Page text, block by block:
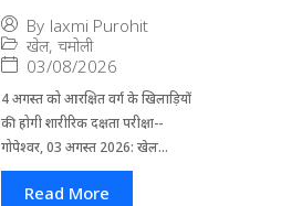
By laxmi Purohit
खेल, चमोली
03/08/2026
4 अगस्त को आरक्षित वर्ग के खिलाड़ियों
की होगी शारीरिक दक्षता परीक्षा--
गोपेश्वर, 03 अगस्त 2026: खेल...
Read More